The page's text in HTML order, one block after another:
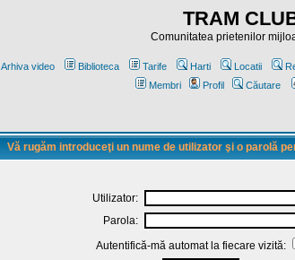
TRAM
Comunitatea prietenilor
Arhiva video Biblioteca Tarife Harti Locatii
Membri
Profil Căutare
Vă rugăm introduceţi un nume de utilizator şi o parolă
Utilizator:
Parola:
Autentifică-mă automat la fiecare vizită: